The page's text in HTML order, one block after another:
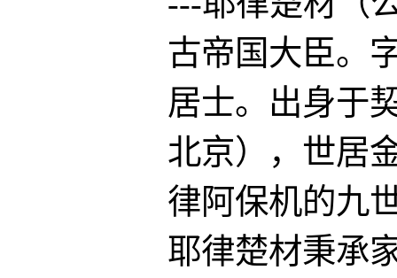
古帝国大臣。
居士。出身于
北京），世居
律阿保机的九
耶律楚材秉承